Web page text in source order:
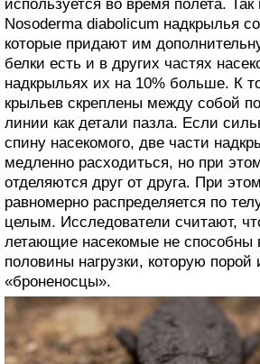
используется во время полета.
Nosoderma diabolicum надкрылья
которые придают им
белки есть и в других частях
надкрыльях их на 10% больше. К
крыльев скреплены между собой
линии как детали пазла. Если
спину насекомого, две части
медленно расходиться, но при
отделяются друг от друга. При
равномерно распределяется по
целым. Исследователи считают,
летающие насекомые не способны
половины нагрузки, которую
«броненосцы».